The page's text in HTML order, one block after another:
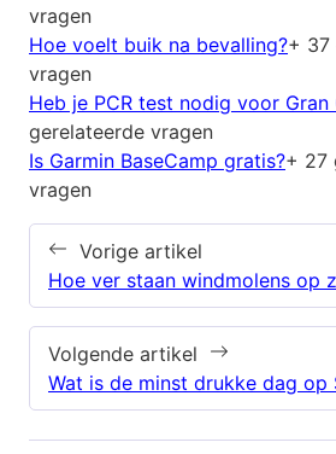
vragen
Hoe voelt buik na bevalling?+ 37
vragen
Heb je PCR test nodig voor Gran
gerelateerde vragen
Is Garmin BaseCamp gratis?+ 27
vragen
Vorige artikel
Hoe ver staan windmolens op
Volgende artikel
Wat is de minst drukke dag op